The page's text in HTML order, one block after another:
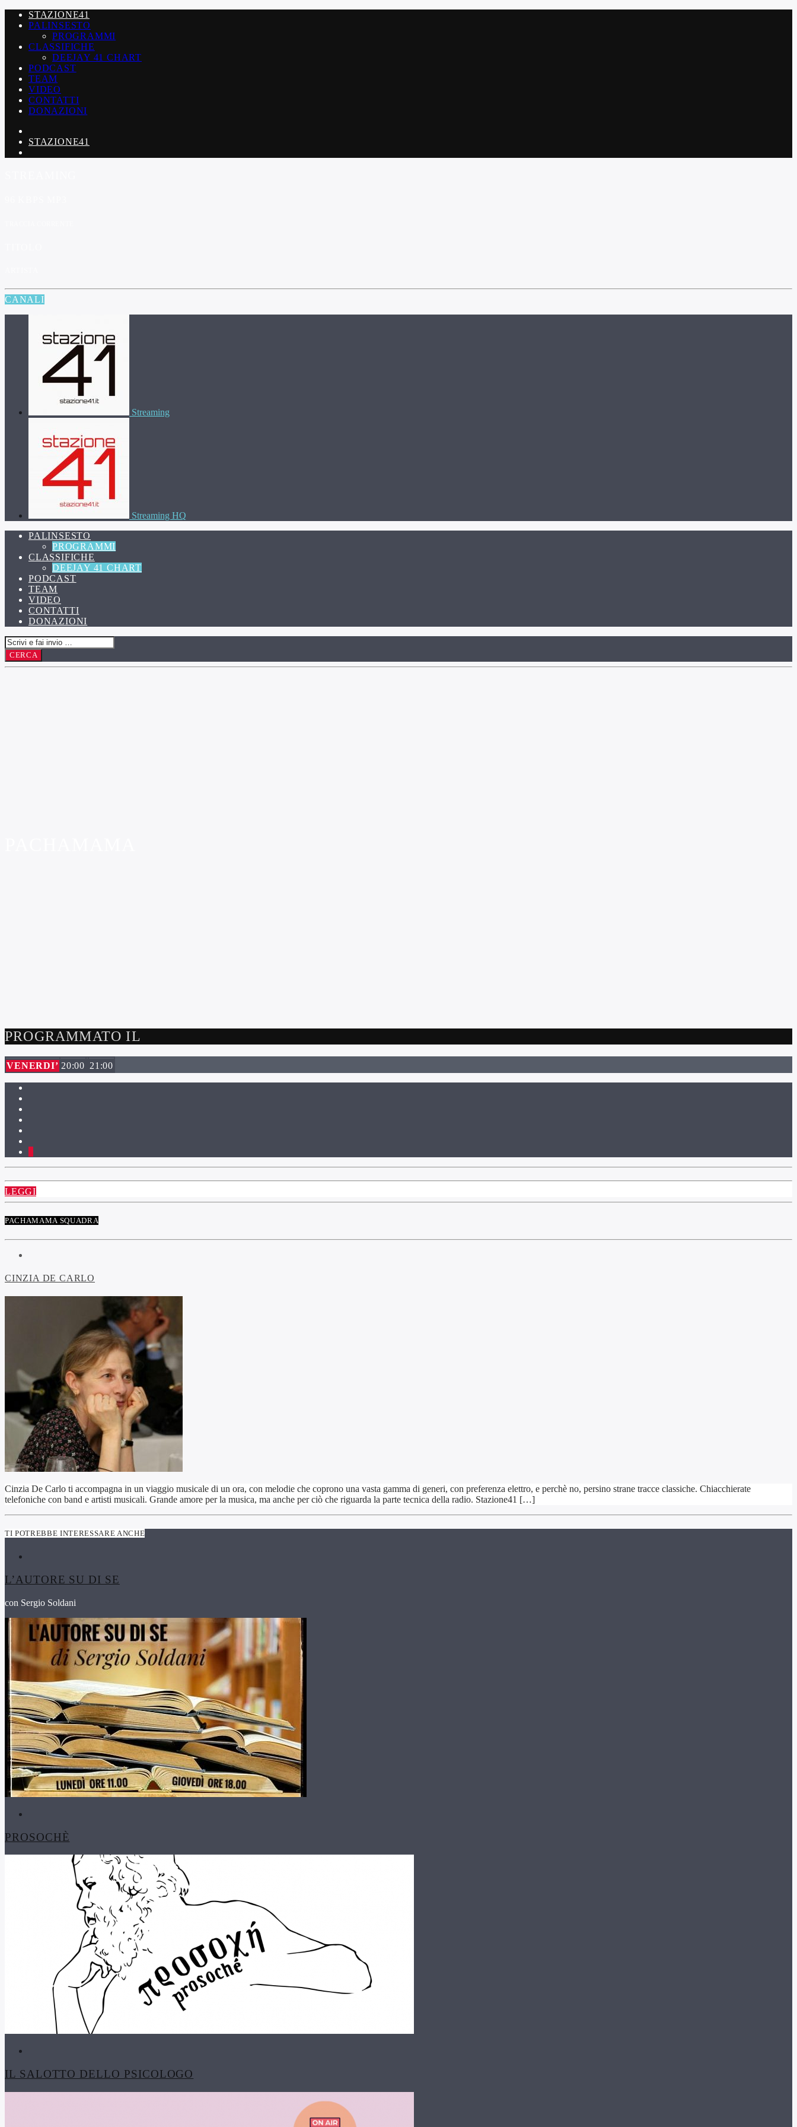
STAZIONE41
PALINSESTO
PROGRAMMI
CLASSIFICHE
DEEJAY 41 CHART
PODCAST
TEAM
VIDEO
CONTATTI
DONAZIONI
STAZIONE41
CANALI
Streaming
Streaming HQ
PALINSESTO
PROGRAMMI
CLASSIFICHE
DEEJAY 41 CHART
PODCAST
TEAM
VIDEO
CONTATTI
DONAZIONI
PROGRAMMATO IL
VENERDI’ 20:00 21:00
LEGGI
PACHAMAMA SQUADRA
CINZIA DE CARLO
Cinzia De Carlo ti accompagna in un viaggio musicale di un ora, con melodie che coprono una vasta gamma di generi, con preferenza elettro, e perchè no, persino strane tracce classiche. Chiacchierate
telefoniche con band e artisti musicali. Grande amore per la musica, ma anche per ciò che riguarda la parte tecnica della radio. Stazione41 […]
TI POTREBBE INTERESSARE ANCHE
L’AUTORE SU DI SE
con Sergio Soldani
PROSOCHÈ
IL SALOTTO DELLO PSICOLOGO